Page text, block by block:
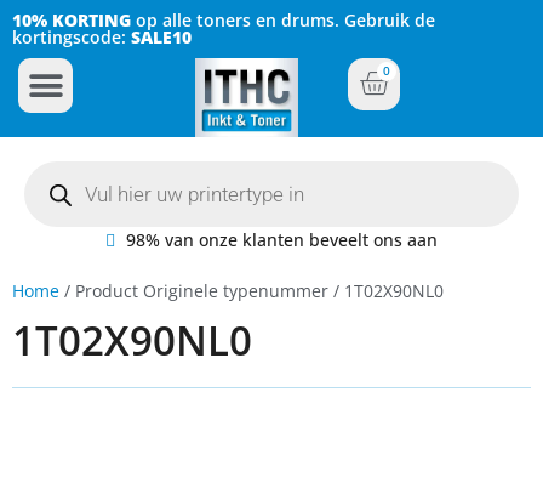
10% KORTING op alle toners en drums. Gebruik de
kortingscode: SALE10
0
98% van onze klanten beveelt ons aan
Home / Product Originele typenummer / 1T02X90NL0
1T02X90NL0